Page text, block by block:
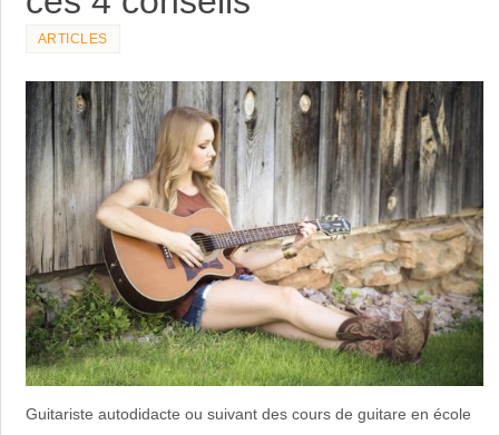
ARTICLES
de musique, vous avez du mal à progresser et vous avez